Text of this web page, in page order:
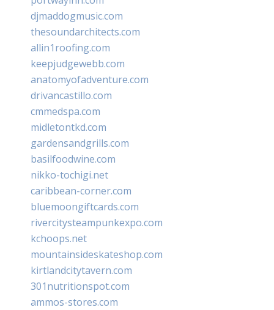
djmaddogmusic.com
thesoundarchitects.com
allin1roofing.com
keepjudgewebb.com
anatomyofadventure.com
drivancastillo.com
cmmedspa.com
midletontkd.com
gardensandgrills.com
basilfoodwine.com
nikko-tochigi.net
caribbean-corner.com
bluemoongiftcards.com
rivercitysteampunkexpo.com
kchoops.net
mountainsideskateshop.com
kirtlandcitytavern.com
301nutritionspot.com
ammos-stores.com